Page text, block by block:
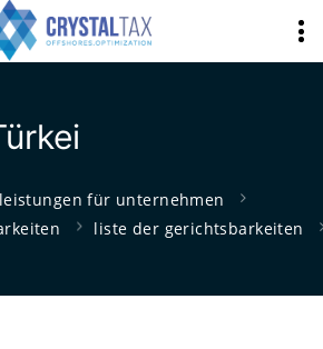
für unternehmen
liste der gerichtsbarkeiten